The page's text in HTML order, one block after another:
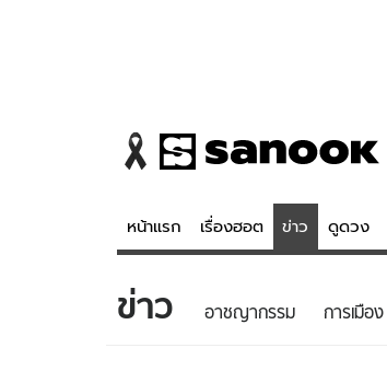
หน้าแรก เรื่องฮอต ข่าว ดูดวง
ข่าว
ข่าว อาชญากรรม การเมือง